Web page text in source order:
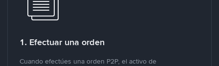
1. Efectuar una orden
Cuando efectúes una orden P2P, el activo de